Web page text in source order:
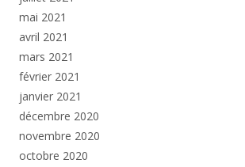
mai 2021
avril 2021
mars 2021
février 2021
janvier 2021
décembre 2020
novembre 2020
octobre 2020